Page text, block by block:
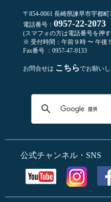
〒854-0061 長崎県諫早市宇都町
電話番号： 0957-22-2073
(スマフォの方は電話番号を押
※ 受付時間：午前９時 〜 午後
Fax番号 ：0957-47-9133
お問合せは こちらでお願い
公式チャンネル・SNS